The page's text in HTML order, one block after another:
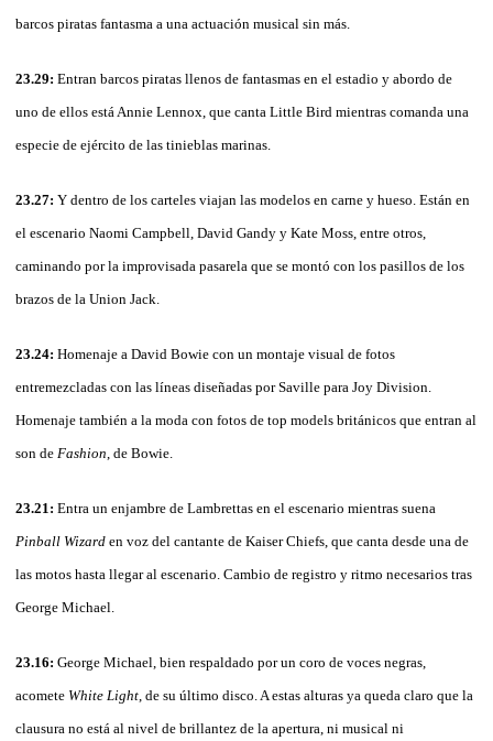
barcos piratas fantasma a una actuación musical sin más.
23.29: Entran barcos piratas llenos de fantasmas en el estadio y abordo de
uno de ellos está Annie Lennox, que canta Little Bird mientras comanda una
especie de ejército de las tinieblas marinas.
23.27: Y dentro de los carteles viajan las modelos en carne y hueso. Están en
el escenario Naomi Campbell, David Gandy y Kate Moss, entre otros,
caminando por la improvisada pasarela que se montó con los pasillos de los
brazos de la Union Jack.
23.24: Homenaje a David Bowie con un montaje visual de fotos
entremezcladas con las líneas diseñadas por Saville para Joy Division.
Homenaje también a la moda con fotos de top models británicos que entran al
son de Fashion , de Bowie.
23.21: Entra un enjambre de Lambrettas en el escenario mientras suena
Pinball Wizard en voz del cantante de Kaiser Chiefs, que canta desde una de
las motos hasta llegar al escenario. Cambio de registro y ritmo necesarios tras
George Michael.
23.16: George Michael, bien respaldado por un coro de voces negras,
acomete White Light , de su último disco. A estas alturas ya queda claro que la
clausura no está al nivel de brillantez de la apertura, ni musical ni